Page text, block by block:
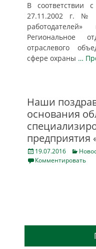
В соответствии
27.11.2002 г. №
Региональное
отраслевого
сфере охраны …
Наши
основания
предприятия
Posted
on
19.07.2016
Комментировать